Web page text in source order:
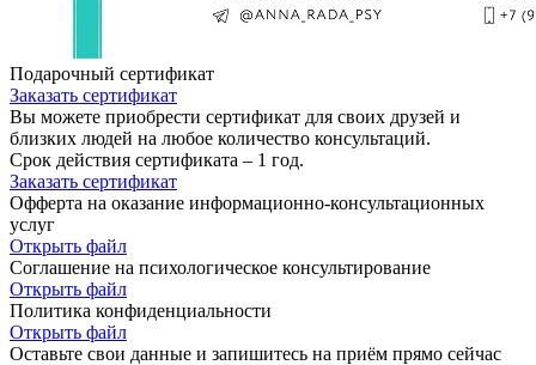
Подарочный сертификат
Заказать сертификат
Вы можете приобрести сертификат для своих друзей и
близких людей на любое количество консультаций.
Срок действия сертификата – 1 год.
Заказать сертификат
Офферта на оказание информационно-консультационных
услуг
Открыть файл
Соглашение на психологическое консультирование
Открыть файл
Политика конфиденциальности
Открыть файл
Оставьте свои данные и запишитесь на приём прямо сейчас